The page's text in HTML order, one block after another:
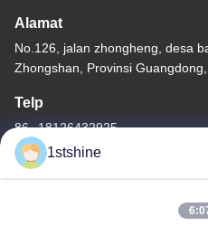
Alamat
No.126, jalan zhongheng, desa
Zhongshan, Provinsi
Telp
86--18126432925
1stshine